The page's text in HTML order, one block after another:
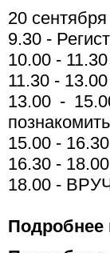
20 сентября
9.30 -
10.00 -
11.30 -
13.00 -
15.00 -
16.30 -
18.00 -
Подробнее